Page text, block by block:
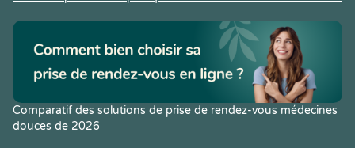
Comparatif des solutions de prise de rendez-vous médecines
douces de 2026